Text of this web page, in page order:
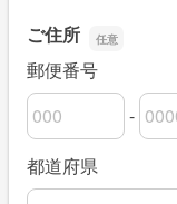
ご住所
郵便番号
郵便番号の上3桁
-
郵便番号の下4桁
都道府県